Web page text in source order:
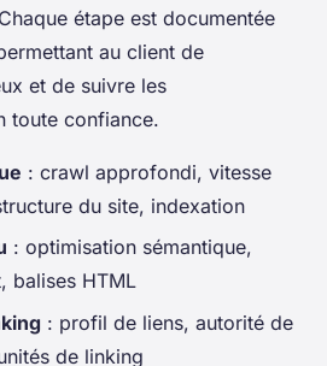
étape est documentée
au client de
et de suivre les
toute confiance.
: crawl approfondi, vitesse
du site, indexation
: optimisation sémantique,
balises HTML
: profil de liens, autorité de
de linking